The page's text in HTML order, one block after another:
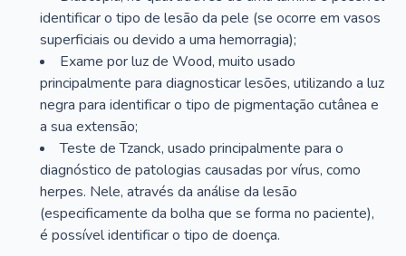
identificar o tipo de lesão da pele (se ocorre em vasos
superficiais ou devido a uma hemorragia);
Exame por luz de Wood, muito usado
principalmente para diagnosticar lesões, utilizando a luz
negra para identificar o tipo de pigmentação cutânea e
a sua extensão;
Teste de Tzanck, usado principalmente para o
diagnóstico de patologias causadas por vírus, como
herpes. Nele, através da análise da lesão
(especificamente da bolha que se forma no paciente),
é possível identificar o tipo de doença.